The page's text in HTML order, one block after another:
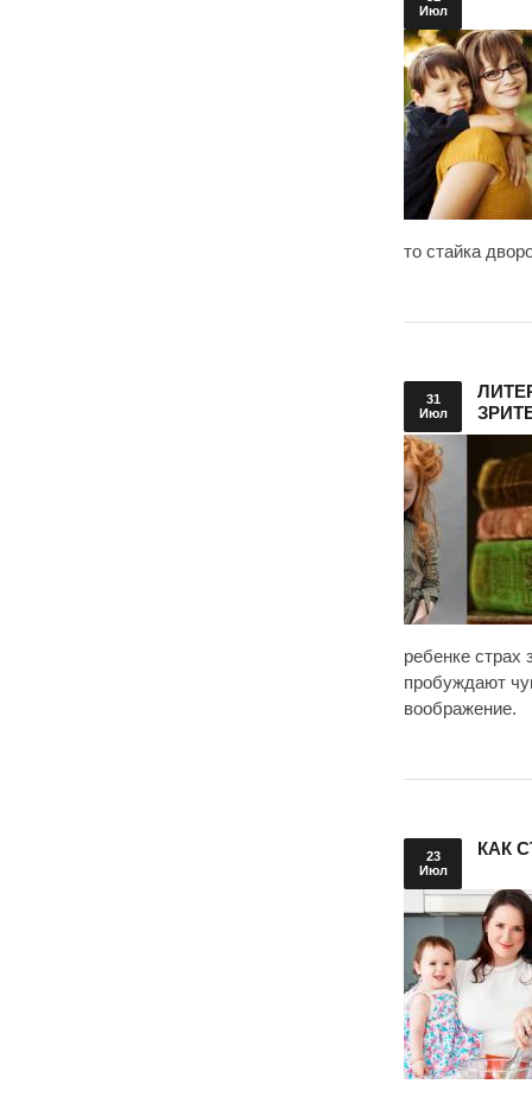
Июл
то стайка
31
Июл
ребенке страх
пробуждают
воображение.
23
Июл
КАК